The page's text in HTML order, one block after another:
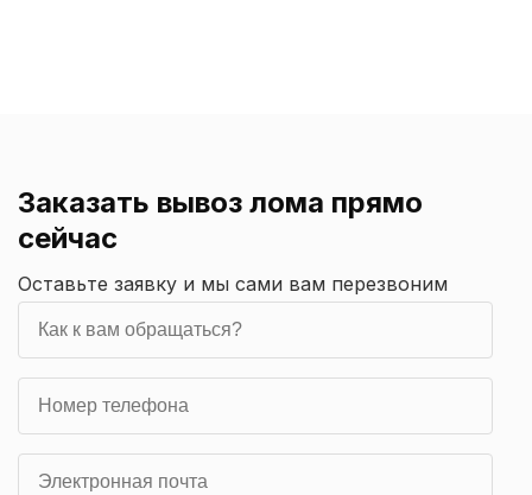
Заказать вывоз лома прямо
сейчас
Оставьте заявку и мы сами вам перезвоним